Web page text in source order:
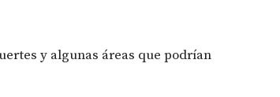
y algunas áreas que podrían